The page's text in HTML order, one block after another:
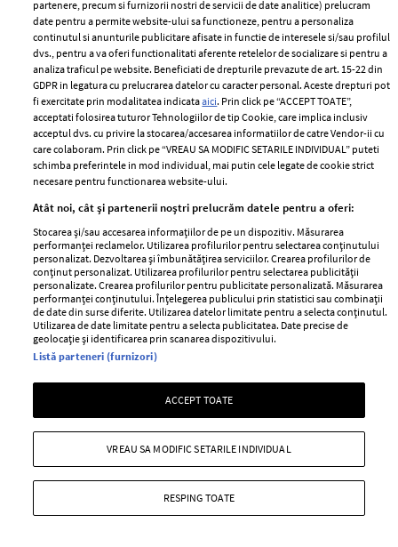
MAI MULTE DIN people
Georgina Rodríguez, mesaj ferm după
fizic și i s-a reproșat că s-a îngrășat:
"Îmi iubesc formele"
Criticată pentru felul în care arată în costum de baie,
Georgina Rodríguez a transmis un mesaj ferm despre
iubirea de sine și acceptarea propriului corp.
partenere, precum si furnizorii nostri de servicii de date analitice) prelucram
date pentru a permite website-ului sa functioneze, pentru a personaliza
continutul si anunturile publicitare afisate in functie de interesele si/sau profilul
dvs., pentru a va oferi functionalitati aferente retelelor de socializare si pentru a
analiza traficul pe website. Beneficiati de drepturile prevazute de art. 15-22 din
GDPR in legatura cu prelucrarea datelor cu caracter personal. Aceste drepturi pot
fi exercitate prin modalitatea indicataaici. Prin click pe “ACCEPT TOATE”,
acceptati folosirea tuturor Tehnologiilor de tip Cookie, care implica inclusiv
acceptul dvs. cu privire la stocarea/accesarea informatiilor de catre Vendor-ii cu
care colaboram. Prin click pe “VREAU SA MODIFIC SETARILE INDIVIDUAL” puteti
schimba preferintele in mod individual, mai putin cele legate de cookie strict
necesare pentru functionarea website-ului.
Atât noi, cât și partenerii noștri prelucrăm datele pentru a oferi:
Stocarea și/sau accesarea informațiilor de pe un dispozitiv. Măsurarea
performanței reclamelor. Utilizarea profilurilor pentru selectarea conținutului
personalizat. Dezvoltarea și îmbunătățirea serviciilor. Crearea profilurilor de
conținut personalizat. Utilizarea profilurilor pentru selectarea publicității
personalizate. Crearea profilurilor pentru publicitate personalizată. Măsurarea
performanței conținutului. Înțelegerea publicului prin statistici sau combinații
de date din surse diferite. Utilizarea datelor limitate pentru a selecta conținutul.
Utilizarea de date limitate pentru a selecta publicitatea. Date precise de
geolocație și identificarea prin scanarea dispozitivului.
Listă parteneri (furnizori)
ACCEPT TOATE
RESPING TOATE
VREAU SA MODIFIC SETARILE INDIVIDUAL